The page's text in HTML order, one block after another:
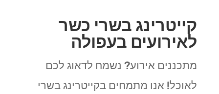
קייטרינג בשרי כשר
לאירועים בעפולה
מתכננים אירוע? נשמח לדאוג לכם
לאוכל! אנו מתמחים בקייטרינג בשרי